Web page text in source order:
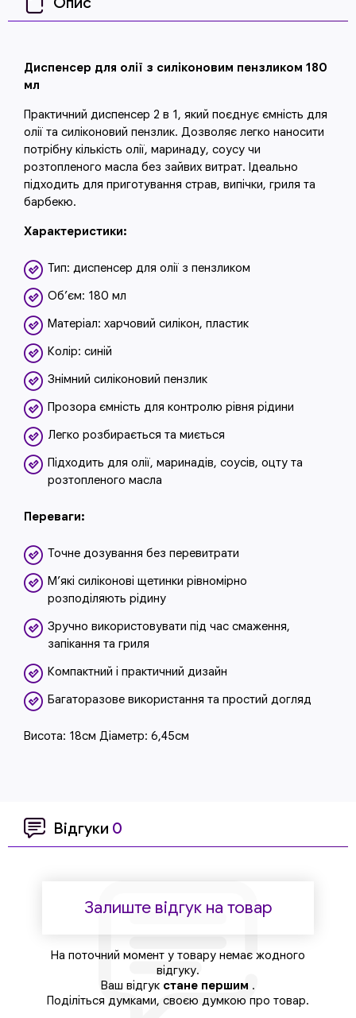
Диспенсер для олії з силіконовим пензликом 180
мл
Практичний диспенсер 2 в 1, який поєднує ємність для
олії та силіконовий пензлик. Дозволяє легко наносити
потрібну кількість олії, маринаду, соусу чи
розтопленого масла без зайвих витрат. Ідеально
підходить для приготування страв, випічки, гриля та
барбекю.
Характеристики:
Тип: диспенсер для олії з пензликом
Об’єм: 180 мл
Матеріал: харчовий силікон, пластик
Колір: синій
Знімний силіконовий пензлик
Прозора ємність для контролю рівня рідини
Легко розбирається та миється
Підходить для олії, маринадів, соусів, оцту та
розтопленого масла
Переваги:
Точне дозування без перевитрати
М’які силіконові щетинки рівномірно
розподіляють рідину
Зручно використовувати під час смаження,
запікання та гриля
Компактний і практичний дизайн
Багаторазове використання та простий догляд
Висота: 18см Діаметр: 6,45см
Відгуки 0
Залиште відгук на товар
На поточний момент у товару немає жодного
відгуку.
Ваш відгук стане першим .
Поділіться думками, своєю думкою про товар.